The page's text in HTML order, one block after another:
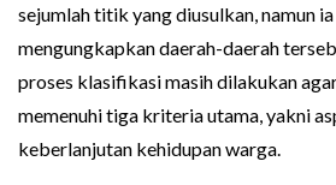
sejumlah titik yang diusulkan, namun
mengungkapkan daerah-daerah
proses klasifikasi masih dilakukan
memenuhi tiga kriteria utama, yakni
keberlanjutan kehidupan warga.